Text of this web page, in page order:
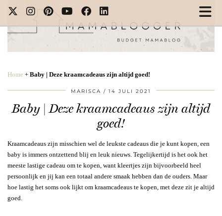
Home + Baby | Deze kraamcadeaus zijn altijd goed!
MARISCA 14 JULI 2021
Baby | Deze kraamcadeaus zijn altijd
goed!
Kraamcadeaus zijn misschien wel de leukste cadeaus die je kunt kopen, een
baby is immers ontzettend blij en leuk nieuws. Tegelijkertijd is het ook het
meeste lastige cadeau om te kopen, want kleertjes zijn bijvoorbeeld heel
persoonlijk en jij kan een totaal andere smaak hebben dan de ouders. Maar
hoe lastig het soms ook lijkt om kraamcadeaus te kopen, met deze zit je altijd
goed.